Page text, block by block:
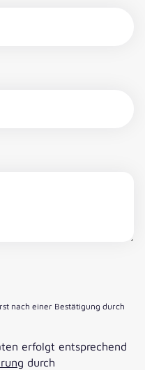
nach einer Bestätigung durch
erfolgt entsprechend
durch